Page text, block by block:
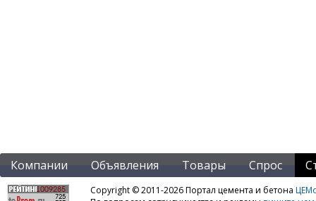
Компании Объявления Товары Спрос
Copyright © 2011-2026 Портал цемента и бетона